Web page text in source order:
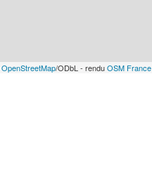
OpenStreetMap/ODbL - renduOSM France